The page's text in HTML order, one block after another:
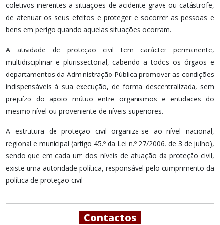
coletivos inerentes a situações de acidente grave ou catástrofe,
de atenuar os seus efeitos e proteger e socorrer as pessoas e
bens em perigo quando aquelas situações ocorram.
A atividade de proteção civil tem carácter permanente,
multidisciplinar e plurissectorial, cabendo a todos os órgãos e
departamentos da Administração Pública promover as condições
indispensáveis à sua execução, de forma descentralizada, sem
prejuízo do apoio mútuo entre organismos e entidades do
mesmo nível ou proveniente de níveis superiores.
A estrutura de proteção civil organiza-se ao nível nacional,
regional e municipal (artigo 45.º da Lei n.º 27/2006, de 3 de julho),
sendo que em cada um dos níveis de atuação da proteção civil,
existe uma autoridade política, responsável pelo cumprimento da
política de proteção civil
Contactos